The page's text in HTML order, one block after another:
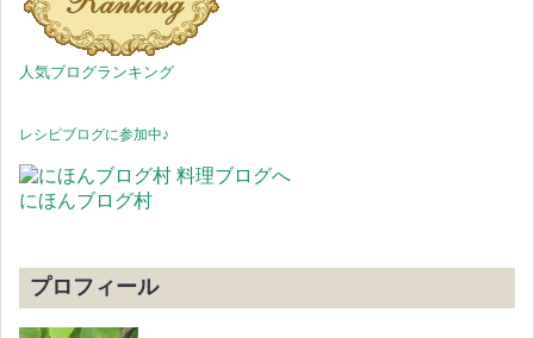
人気ブログランキング
レシピブログに参加中♪
にほんブログ村
プロフィール